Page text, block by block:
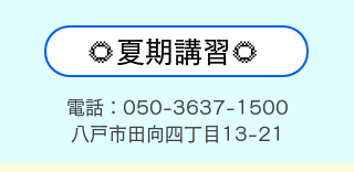
🌻夏期講習🌻
​電話：050-3637-1500
​八戸市田向四丁目13-21